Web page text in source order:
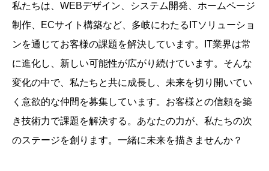
私たちは、WEBデザイン、システム開発、ホームページ
制作、ECサイト構築など、多岐にわたるITソリューショ
ンを通じてお客様の課題を解決しています。IT業界は常
に進化し、新しい可能性が広がり続けています。そんな
変化の中で、私たちと共に成長し、未来を切り開いてい
く意欲的な仲間を募集しています。お客様との信頼を築
き技術力で課題を解決する。あなたの力が、私たちの次
のステージを創ります。一緒に未来を描きませんか？